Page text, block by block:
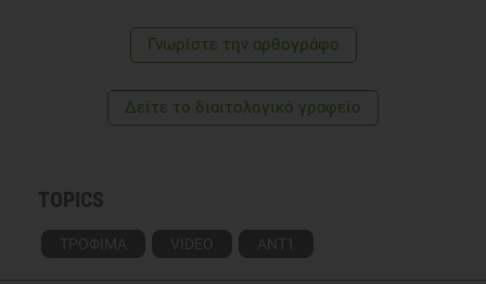
Γνωρίστε την αρθογράφο
Δείτε το διαιτολογικό γραφείο
TOPICS
ΤΡΟΦΙΜΑ VIDEO ANT1